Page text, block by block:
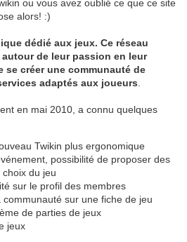
ou vous avez oublié ce que ce site
alors! :)
dédié aux jeux. Ce réseau
de leur passion en leur
créer une communauté de
adaptés aux joueurs
en mai 2010, a connu quelques
Twikin plus ergonomique
possibilité de proposer des
du jeu
sur le profil des membres
communauté sur une fiche de jeu
de parties de jeux
jeux